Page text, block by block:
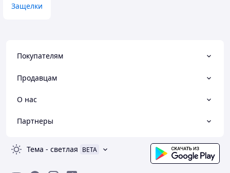
Защелки
Покупателям
Продавцам
О нас
Партнеры
Тема - светлая BETA